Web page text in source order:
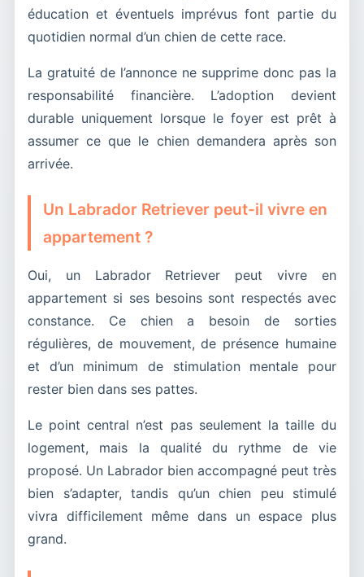
éducation et éventuels imprévus font partie du
quotidien normal d’un chien de cette race.
La gratuité de l’annonce ne supprime donc pas la
responsabilité financière. L’adoption devient
durable uniquement lorsque le foyer est prêt à
assumer ce que le chien demandera après son
arrivée.
Un Labrador Retriever peut-il vivre en
appartement ?
Oui, un Labrador Retriever peut vivre en
appartement si ses besoins sont respectés avec
constance. Ce chien a besoin de sorties
régulières, de mouvement, de présence humaine
et d’un minimum de stimulation mentale pour
rester bien dans ses pattes.
Le point central n’est pas seulement la taille du
logement, mais la qualité du rythme de vie
proposé. Un Labrador bien accompagné peut très
bien s’adapter, tandis qu’un chien peu stimulé
vivra difficilement même dans un espace plus
grand.